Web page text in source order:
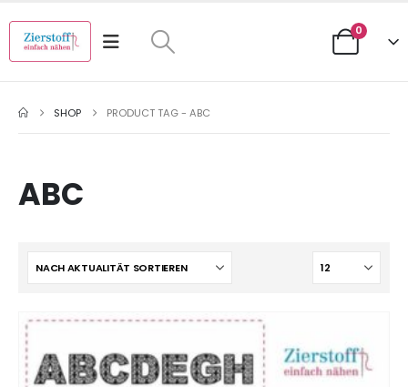
0
SHOP PRODUCT TAG -ABC
ABC